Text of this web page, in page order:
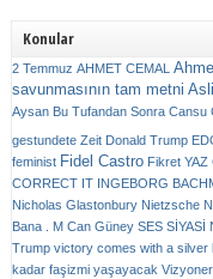
Konular
2 Temmuz AHMET CEMAL
savunmasının tam metni
Aysan Bu Tufandan Sonra Cansu
gestundete Zeit Donald Trump
feminist Fidel Castro Fikret YAZ
CORRECT IT INGEBORG
Nicholas Glastonbury Nietzsche
Bana . M Can Güney SES SİYASİ
Trump victory comes with a silver
kadar faşizmi yaşayacak Vizyoner